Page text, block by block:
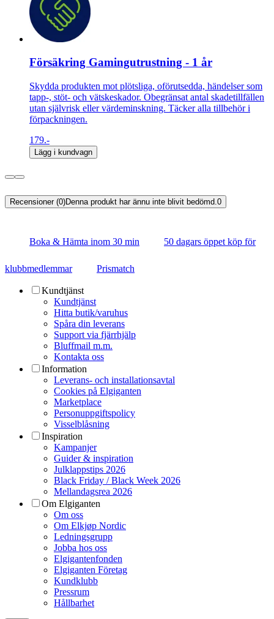
Försäkring Gamingutrustning - 1 år
Skydda produkten mot plötsliga, oförutsedda, händelser som
tapp-, stöt- och vätskeskador. Obegränsat antal skadetillfällen
utan självrisk eller värdeminskning. Täcker alla tillbehör i
förpackningen.
179.-
Lägg i kundvagn
Recensioner (0)Denna produkt har ännu inte blivit bedömd. 0
Boka & Hämta inom 30 min 50 dagars öppet köp för
klubbmedlemmar Prismatch
Kundtjänst
Kundtjänst
Hitta butik/varuhus
Spåra din leverans
Support via fjärrhjälp
Bluffmail m.m.
Kontakta oss
Information
Leverans- och installationsavtal
Cookies på Elgiganten
Marketplace
Personuppgiftspolicy
Visselblåsning
Inspiration
Kampanjer
Guider & inspiration
Julklappstips 2026
Black Friday / Black Week 2026
Mellandagsrea 2026
Om Elgiganten
Om oss
Om Elkjøp Nordic
Ledningsgrupp
Jobba hos oss
Elgigantenfonden
Elgiganten Företag
Kundklubb
Pressrum
Hållbarhet